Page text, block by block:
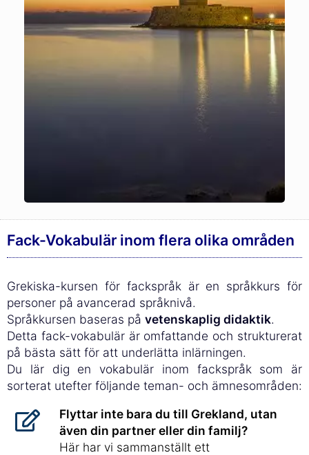
Fack-Vokabulär inom flera olika områden
Grekiska-kursen för fackspråk är en språkkurs för
personer på avancerad språknivå.
Språkkursen baseras på vetenskaplig didaktik.
Detta fack-vokabulär är omfattande och strukturerat
på bästa sätt för att underlätta inlärningen.
Du lär dig en vokabulär inom fackspråk som är
sorterat utefter följande teman- och ämnesområden:
Flyttar inte bara du till Grekland, utan
även din partner eller din familj?
Här har vi sammanställt ett